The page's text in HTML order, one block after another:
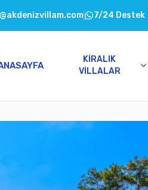
7/24 Destek
KIRALIK
VILLALAR